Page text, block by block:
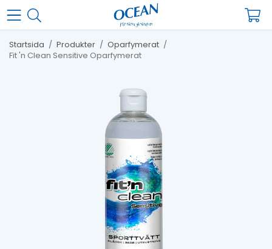
Startsida / Produkter / Oparfymerat /
Fit 'n Clean Sensitive Oparfymerat